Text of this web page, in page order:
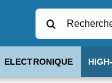
ELECTRONIQUE